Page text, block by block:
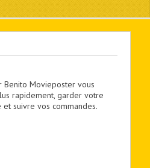
COPTE
PDF
Benito Movieposter vous
rapidement, garder votre
suivre vos commandes.